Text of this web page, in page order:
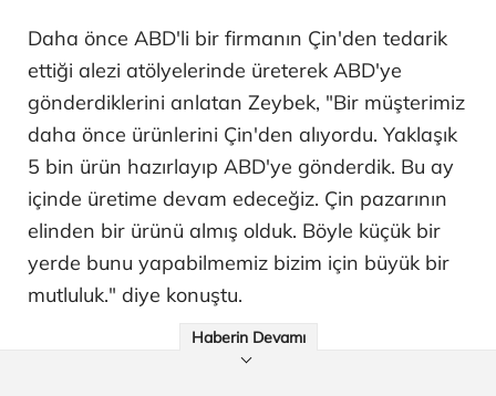
Daha önce ABD'li bir firmanın Çin'den tedarik
ettiği alezi atölyelerinde üreterek ABD'ye
gönderdiklerini anlatan Zeybek, "Bir müşterimiz
daha önce ürünlerini Çin'den alıyordu. Yaklaşık
5 bin ürün hazırlayıp ABD'ye gönderdik. Bu ay
içinde üretime devam edeceğiz. Çin pazarının
elinden bir ürünü almış olduk. Böyle küçük bir
yerde bunu yapabilmemiz bizim için büyük bir
mutluluk." diye konuştu.
Haberin Devamı